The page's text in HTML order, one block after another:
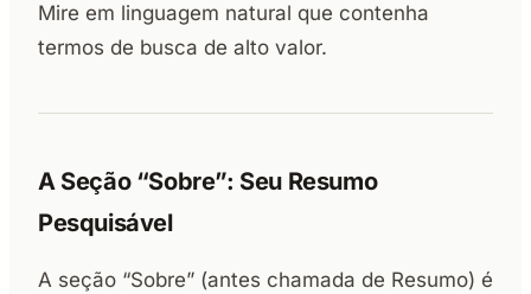
Mire em linguagem natural que contenha
termos de busca de alto valor.
A Seção “Sobre”: Seu Resumo
Pesquisável
A seção “Sobre” (antes chamada de Resumo) é